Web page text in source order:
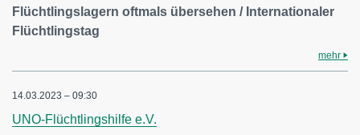
Flüchtlingslagern oftmals übersehen / Internationaler
Flüchtlingstag
mehr
14.03.2023 – 09:30
UNO-Flüchtlingshilfe e.V.